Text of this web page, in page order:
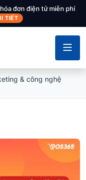
đơn điện tử miễn phí
TIẾT
& công nghệ